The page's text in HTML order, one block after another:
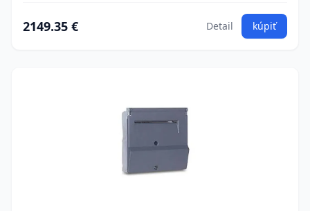
2149.35 € Detail kúpiť